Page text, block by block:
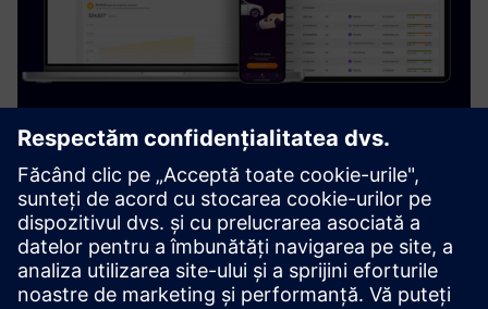
Noodoe EV OS
Noodoe EV OS is an advanced cloud-based EV charging
software (CMS) that supports reliable charging services
with an average of 99.9% software uptime.